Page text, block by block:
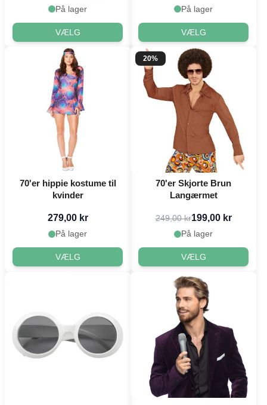
På lager
VÆLG
På lager
VÆLG
70'er hippie kostume til
kvinder
279,00 kr
På lager
VÆLG
20%
70'er Skjorte Brun
Langærmet
249,00 kr199,00 kr
På lager
VÆLG